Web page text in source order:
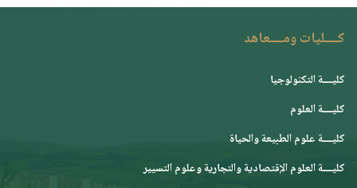
كــــليات ومــــعاهد
كليــــة التكنولوجيا
كليــــة العلوم
كليــــة علوم الطبيعة والحياة
كليــــة العلوم الإقتصادية والتجارية وعلوم التسيير